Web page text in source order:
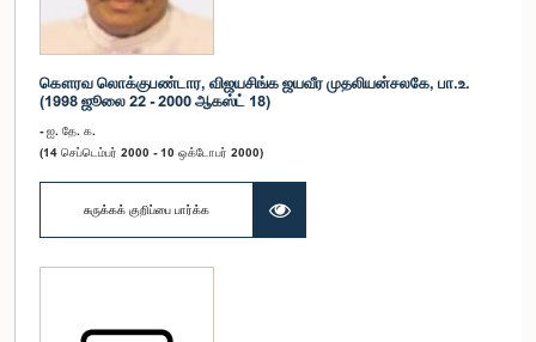
கௌரவ லொக்குபண்டார, விஜயசிங்க ஜயவீர முதலியன்சலகே, பா.உ.
(1998 ஜூலை 22 - 2000 ஆகஸ்ட் 18)
- ஐ. தே. க.
(14 செப்டெம்பர் 2000 - 10 ஒக்டோபர் 2000)
சுருக்கக் குறிப்பை பார்க்க